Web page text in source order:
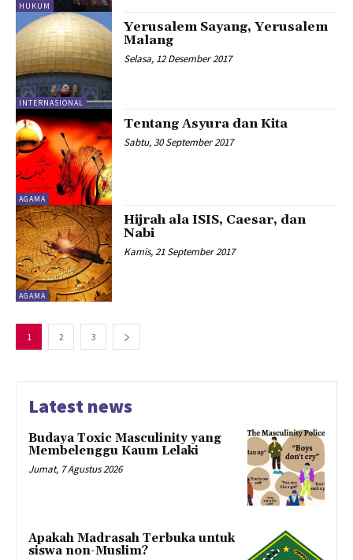
HUKUM
INTERNASIONAL
Yerusalem Sayang, Yerusalem
Malang
Selasa, 12 Desember 2017
AGAMA
Tentang Asyura dan Kita
Sabtu, 30 September 2017
AGAMA
Hijrah ala ISIS, Caesar, dan
Nabi
Kamis, 21 September 2017
1 2 3
Latest news
Budaya Toxic Masculinity yang
Membelenggu Kaum Lelaki
Jumat, 7 Agustus 2026
Apakah Madrasah Terbuka untuk
siswa non-Muslim?